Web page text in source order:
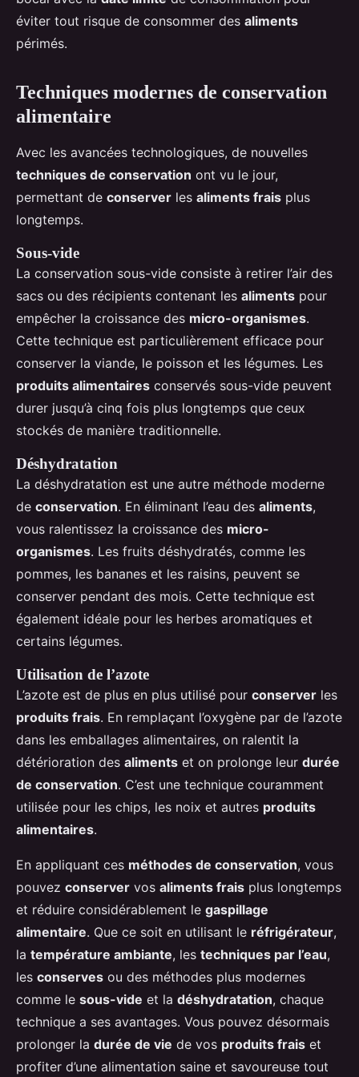
éviter tout risque de consommer des aliments
périmés.
Techniques modernes de conservation
alimentaire
Avec les avancées technologiques, de nouvelles
techniques de conservation ont vu le jour,
permettant de conserver les aliments frais plus
longtemps.
Sous-vide
La conservation sous-vide consiste à retirer l’air des
sacs ou des récipients contenant les aliments pour
empêcher la croissance des micro-organismes.
Cette technique est particulièrement efficace pour
conserver la viande, le poisson et les légumes. Les
produits alimentaires conservés sous-vide peuvent
durer jusqu’à cinq fois plus longtemps que ceux
stockés de manière traditionnelle.
Déshydratation
La déshydratation est une autre méthode moderne
de conservation. En éliminant l’eau des aliments,
vous ralentissez la croissance des micro-
organismes. Les fruits déshydratés, comme les
pommes, les bananes et les raisins, peuvent se
conserver pendant des mois. Cette technique est
également idéale pour les herbes aromatiques et
certains légumes.
Utilisation de l’azote
L’azote est de plus en plus utilisé pour conserver les
produits frais. En remplaçant l’oxygène par de l’azote
dans les emballages alimentaires, on ralentit la
détérioration des aliments et on prolonge leur durée
de conservation. C’est une technique couramment
utilisée pour les chips, les noix et autres produits
alimentaires.
En appliquant ces méthodes de conservation, vous
pouvez conserver vos aliments frais plus longtemps
et réduire considérablement le gaspillage
alimentaire. Que ce soit en utilisant le réfrigérateur,
la température ambiante, les techniques par l’eau,
les conserves ou des méthodes plus modernes
comme le sous-vide et la déshydratation, chaque
technique a ses avantages. Vous pouvez désormais
prolonger la durée de vie de vos produits frais et
profiter d’une alimentation saine et savoureuse tout